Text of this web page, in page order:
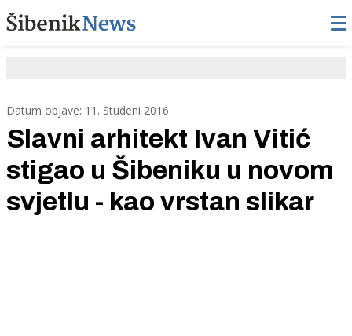
Datum objave: 11. Studeni 2016
Slavni arhitekt Ivan Vitić
stigao u Šibeniku u novom
svjetlu - kao vrstan slikar